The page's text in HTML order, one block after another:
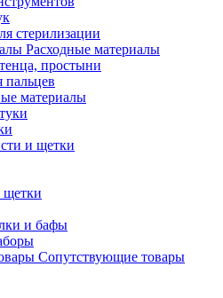
стерилизации
Расходные материалы
простыни
пальцев
материалы
и щетки
щетки
и бафы
Сопутствующие товары